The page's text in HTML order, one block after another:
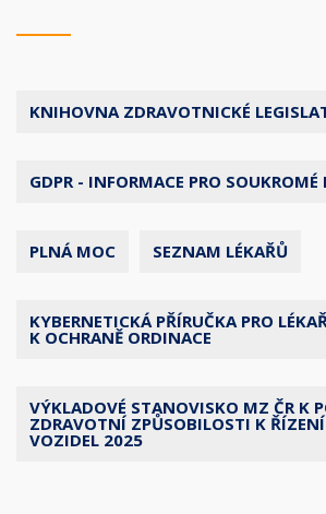
KNIHOVNA ZDRAVOTNICKÉ
GDPR - INFORMACE PRO SOUKROMÉ
PLNÁ MOC SEZNAM LÉKAŘŮ
KYBERNETICKÁ PŘÍRUČKA PRO
K OCHRANĚ ORDINACE
VÝKLADOVÉ STANOVISKO MZ ČR K
ZDRAVOTNÍ ZPŮSOBILOSTI K
VOZIDEL 2025